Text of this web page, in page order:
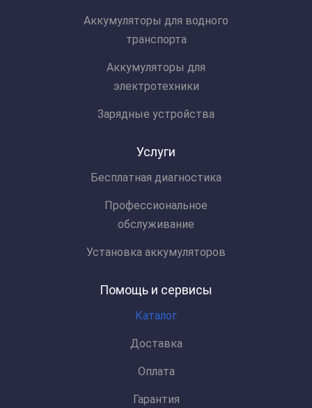
Аккумуляторы для водного
транспорта
Аккумуляторы для
электротехники
Зарядные устройства
Услуги
Бесплатная диагностика
Профессиональное
обслуживание
Установка аккумуляторов
Помощь и сервисы
Каталог
Доставка
Оплата
Гарантия